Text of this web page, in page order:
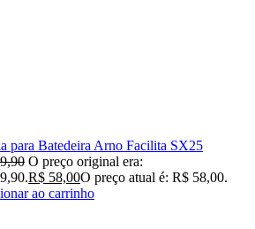
para Batedeira Arno Facilita SX25
O preço original era:
R$ 58,00O preço atual é: R$ 58,00.
ao carrinho